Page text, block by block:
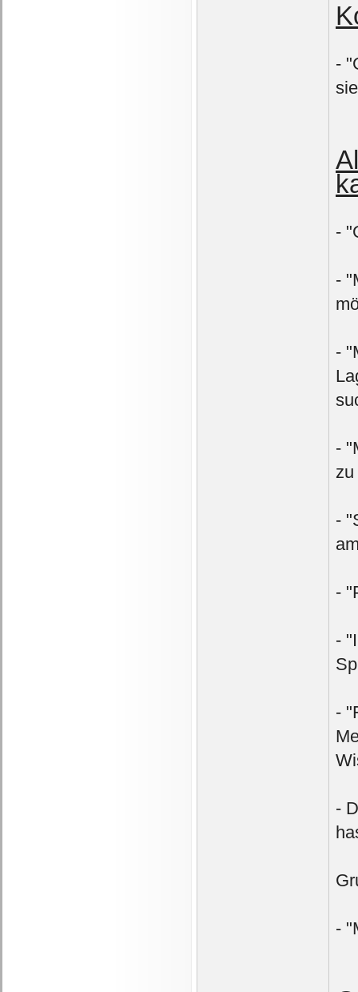
-
-
-
-
-
zu
-
-
-
-
-
-